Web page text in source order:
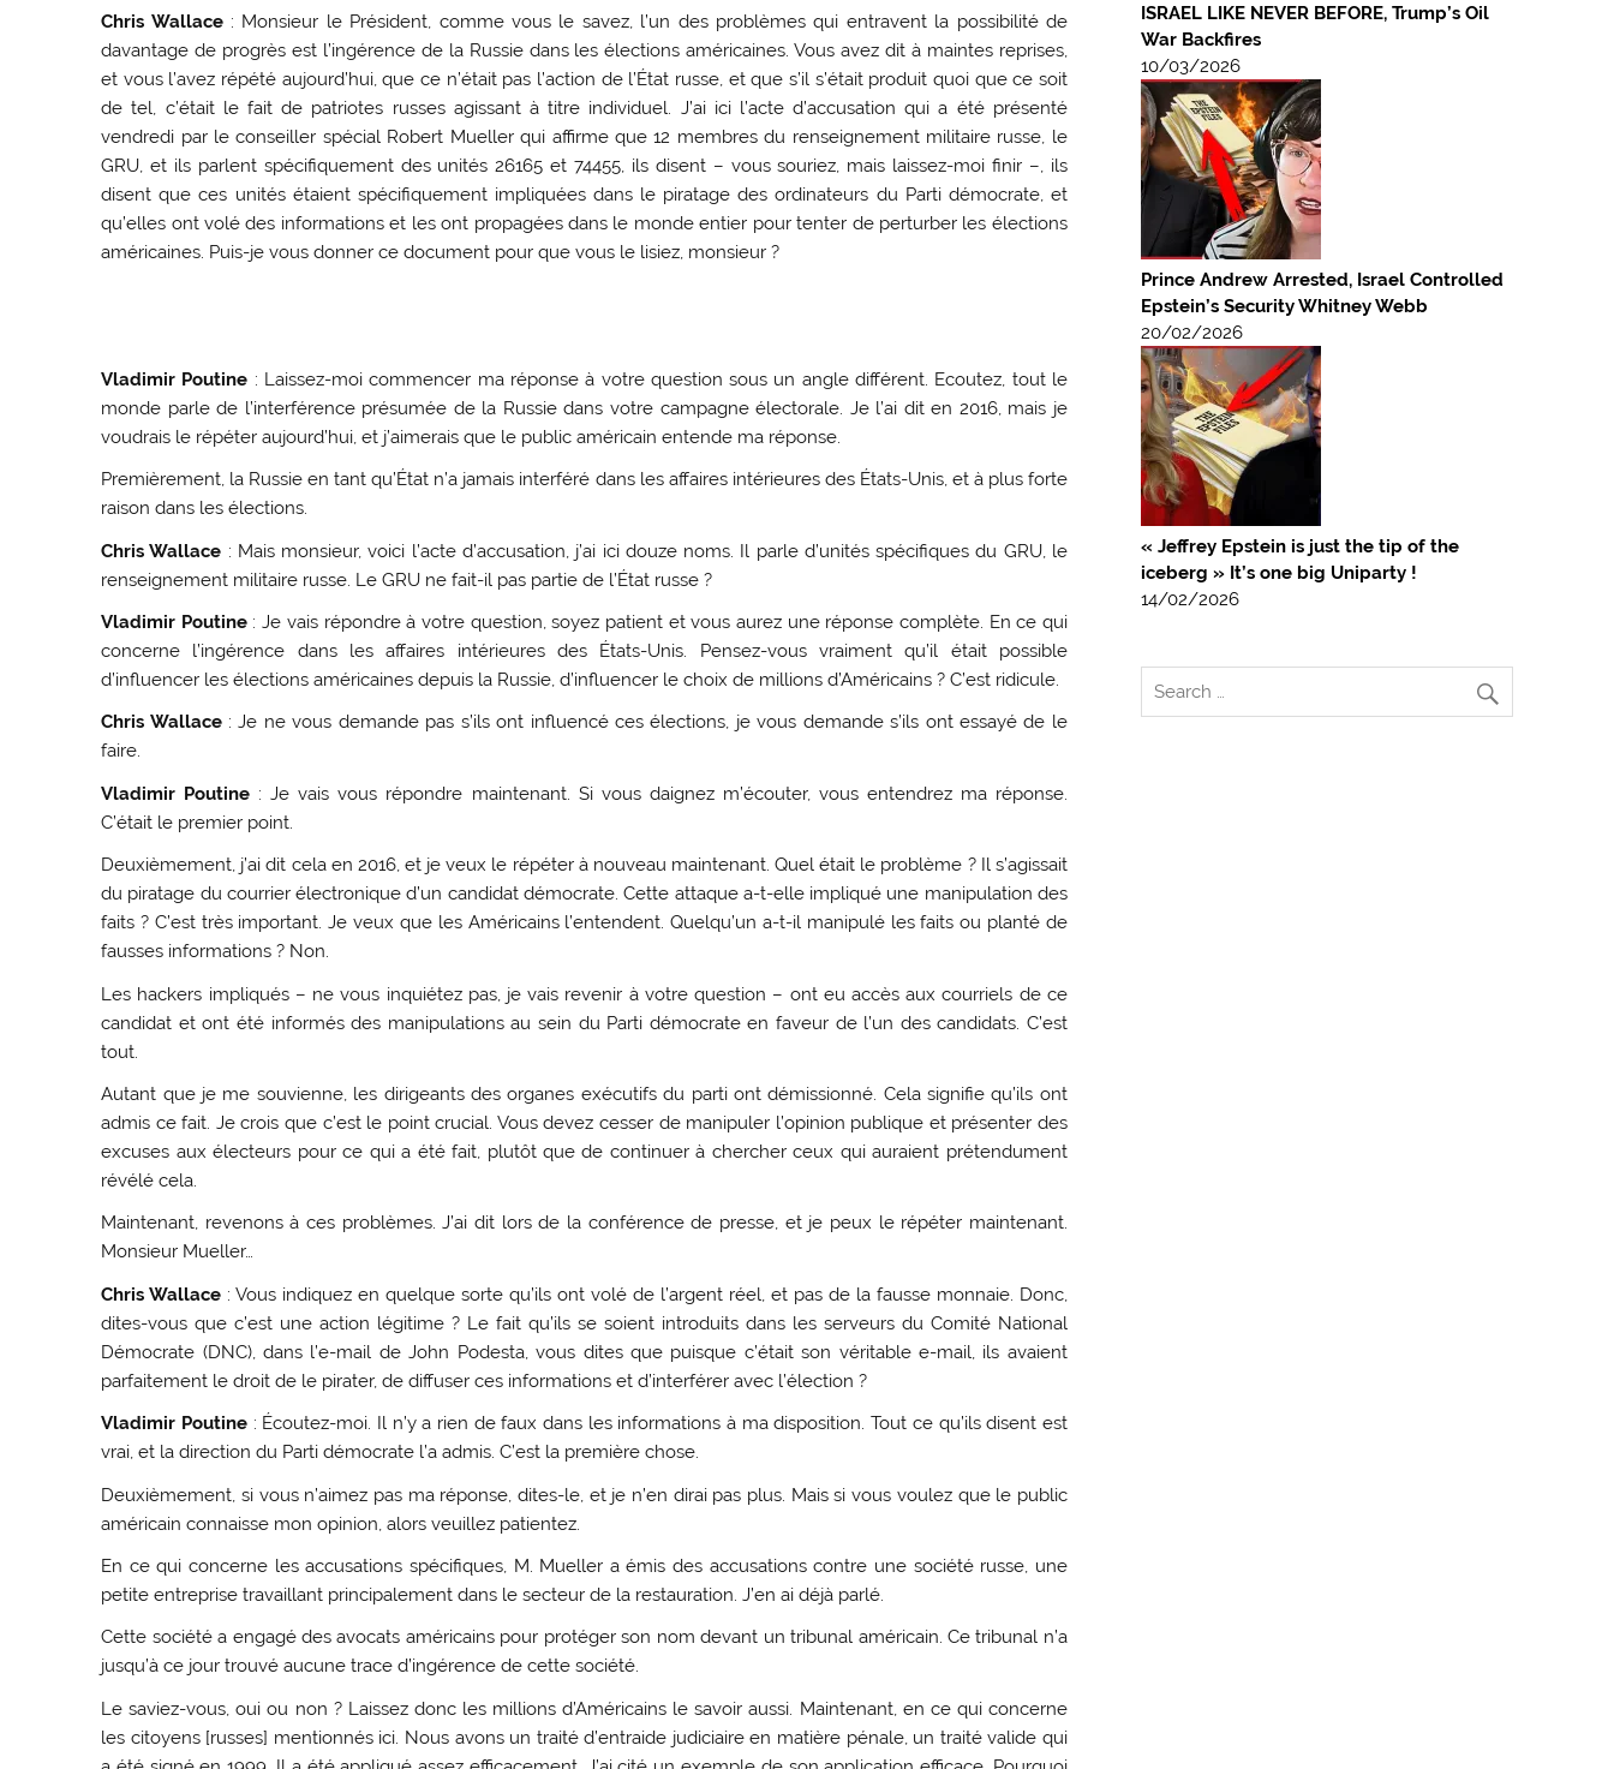
Chris Wallace: Monsieur le Président, comme vous le savez, l’un des problèmes qui entravent la possibilité de
davantage de progrès est l’ingérence de la Russie dans les élections américaines. Vous avez dit à maintes reprises,
et vous l’avez répété aujourd’hui, que ce n’était pas l’action de l’État russe, et que s’il s’était produit quoi que ce soit
de tel, c’était le fait de patriotes russes agissant à titre individuel. J’ai ici l’acte d’accusation qui a été présenté
vendredi par le conseiller spécial Robert Mueller qui affirme que 12 membres du renseignement militaire russe, le
GRU, et ils parlent spécifiquement des unités 26165 et 74455, ils disent – vous souriez, mais laissez-moi finir –, ils
disent que ces unités étaient spécifiquement impliquées dans le piratage des ordinateurs du Parti démocrate, et
qu’elles ont volé des informations et les ont propagées dans le monde entier pour tenter de perturber les élections
américaines. Puis-je vous donner ce document pour que vous le lisiez, monsieur ?
Vladimir Poutine : Laissez-moi commencer ma réponse à votre question sous un angle différent. Ecoutez, tout le
monde parle de l’interférence présumée de la Russie dans votre campagne électorale. Je l’ai dit en 2016, mais je
voudrais le répéter aujourd’hui, et j’aimerais que le public américain entende ma réponse.
Premièrement, la Russie en tant qu’État n’a jamais interféré dans les affaires intérieures des États-Unis, et à plus forte
raison dans les élections.
Chris Wallace : Mais monsieur, voici l’acte d’accusation, j’ai ici douze noms. Il parle d’unités spécifiques du GRU, le
renseignement militaire russe. Le GRU ne fait-il pas partie de l’État russe ?
Vladimir Poutine: Je vais répondre à votre question, soyez patient et vous aurez une réponse complète. En ce qui
concerne l’ingérence dans les affaires intérieures des États-Unis. Pensez-vous vraiment qu’il était possible
d’influencer les élections américaines depuis la Russie, d’influencer le choix de millions d’Américains ? C’est ridicule.
Chris Wallace: Je ne vous demande pas s’ils ont influencé ces élections, je vous demande s’ils ont essayé de le
faire.
Vladimir Poutine : Je vais vous répondre maintenant. Si vous daignez m’écouter, vous entendrez ma réponse.
C’était le premier point.
Deuxièmement, j’ai dit cela en 2016, et je veux le répéter à nouveau maintenant. Quel était le problème ? Il s’agissait
du piratage du courrier électronique d’un candidat démocrate. Cette attaque a-t-elle impliqué une manipulation des
faits ? C’est très important. Je veux que les Américains l’entendent. Quelqu’un a-t-il manipulé les faits ou planté de
fausses informations ? Non.
Les hackers impliqués – ne vous inquiétez pas, je vais revenir à votre question – ont eu accès aux courriels de ce
candidat et ont été informés des manipulations au sein du Parti démocrate en faveur de l’un des candidats. C’est
tout.
Autant que je me souvienne, les dirigeants des organes exécutifs du parti ont démissionné. Cela signifie qu’ils ont
admis ce fait. Je crois que c’est le point crucial. Vous devez cesser de manipuler l’opinion publique et présenter des
excuses aux électeurs pour ce qui a été fait, plutôt que de continuer à chercher ceux qui auraient prétendument
révélé cela.
Maintenant, revenons à ces problèmes. J’ai dit lors de la conférence de presse, et je peux le répéter maintenant.
Monsieur Mueller…
Chris Wallace : Vous indiquez en quelque sorte qu’ils ont volé de l’argent réel, et pas de la fausse monnaie. Donc,
dites-vous que c’est une action légitime ? Le fait qu’ils se soient introduits dans les serveurs du Comité National
Démocrate (DNC), dans l’e-mail de John Podesta, vous dites que puisque c’était son véritable e-mail, ils avaient
parfaitement le droit de le pirater, de diffuser ces informations et d’interférer avec l’élection ?
Vladimir Poutine: Écoutez-moi. Il n’y a rien de faux dans les informations à ma disposition. Tout ce qu’ils disent est
vrai, et la direction du Parti démocrate l’a admis. C’est la première chose.
Deuxièmement, si vous n’aimez pas ma réponse, dites-le, et je n’en dirai pas plus. Mais si vous voulez que le public
américain connaisse mon opinion, alors veuillez patientez.
En ce qui concerne les accusations spécifiques, M. Mueller a émis des accusations contre une société russe, une
petite entreprise travaillant principalement dans le secteur de la restauration. J’en ai déjà parlé.
Cette société a engagé des avocats américains pour protéger son nom devant un tribunal américain. Ce tribunal n’a
jusqu’à ce jour trouvé aucune trace d’ingérence de cette société.
Le saviez-vous, oui ou non ? Laissez donc les millions d’Américains le savoir aussi. Maintenant, en ce qui concerne
les citoyens [russes] mentionnés ici. Nous avons un traité d’entraide judiciaire en matière pénale, un traité valide qui
ISRAEL LIKE NEVER BEFORE, Trump’s Oil
War Backfires
10/03/2026
Prince Andrew Arrested, Israel Controlled
Epstein’s Security Whitney Webb
20/02/2026
« Jeffrey Epstein is just the tip of the
iceberg » It’s one big Uniparty !
14/02/2026